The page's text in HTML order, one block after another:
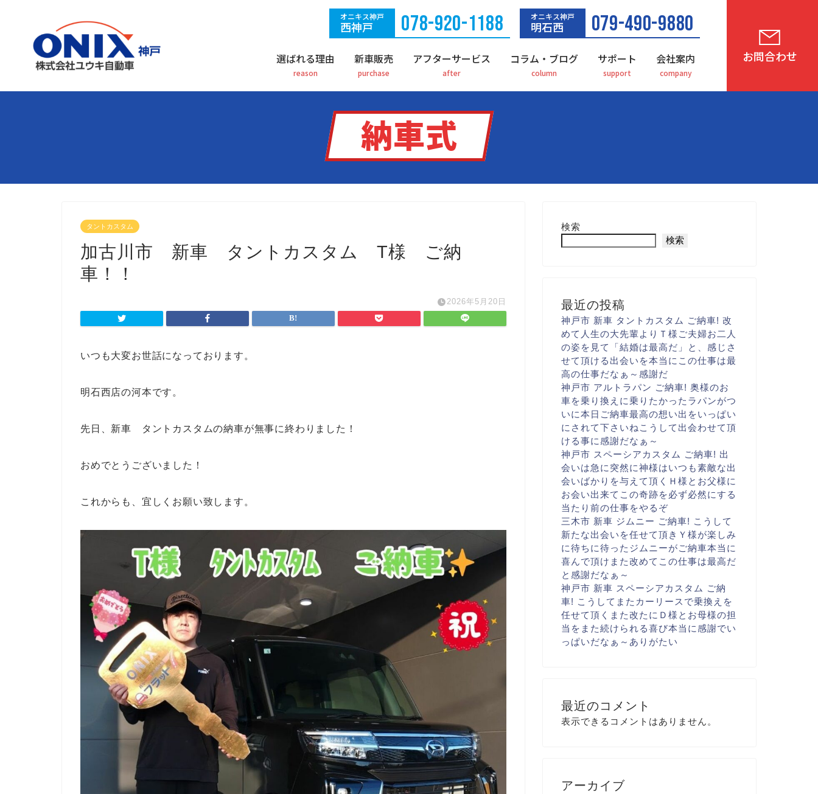
オニキス神戸
西神戸 078-920-1188 オニキス神戸
明石西 079-490-9880
選ばれる理由 新車販売 アフターサービス コラム・ブログ サポート 会社案内 お問合わせ
納車式
タントカスタム
加古川市 新車 タントカスタム T様 ご納
車！！
2026年5月20日
いつも大変お世話になっております。
明石西店の河本です。
先日、新車 タントカスタムの納車が無事に終わりました！
おめでとうございました！
これからも、宜しくお願い致します。
検索
検索
最近の投稿
神戸市 新車 タントカスタム ご納車! 改
めて人生の大先輩より Ｔ様ご夫婦お二人
の姿を見て
「結婚は最高だ 」と、感じさ
せて頂ける出会いを本当にこの仕事は最
高の仕事だなぁ～ 感謝だ
神戸市 アルトラパン ご納車! 奥様のお
車を乗り換えに乗りたかったラパンがつ
いに本日ご納車最高の想い出をいっぱい
に されて下さいね こうして出会わせて頂
ける事に感謝だなぁ～
神戸市 スペーシアカスタム ご納車! 出
会いは急に 突然に神様はいつも素敵な出
会いばかりを与えて頂く Ｈ様とお父様に
お会い出来て この奇跡を必ず必然にする
当たり前の仕事をやるぞ
三木市 新車 ジムニー ご納車! こうして
新たな出会いを任せて頂き Ｙ様が楽しみ
に待ちに待ったジムニーがご納車本当に
喜んで頂け また改めてこの仕事は最高だ
と 感謝だなぁ～
神戸市 新車 スペーシアカスタム ご納
車! こうしてまた カーリースで乗換えを
任せて頂く また改たに Ｄ様とお母様の担
当をまた続けられる喜び本当に感謝でい
っぱいだなぁ～ ありがたい
最近のコメント
表示できるコメントはありません。
アーカイブ